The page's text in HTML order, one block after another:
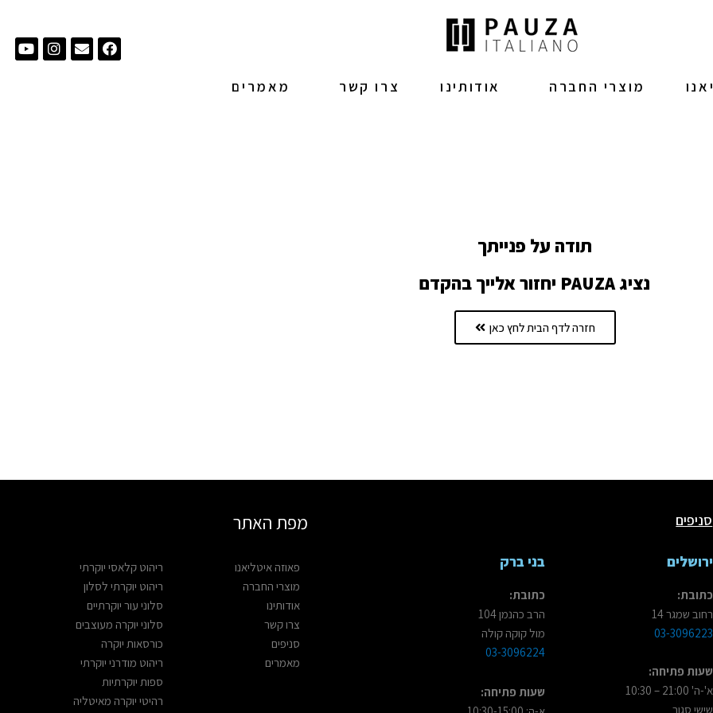
מוצרי החברה אודותינו צרו קשר מאמרים
Facebook
Envelope
תודה על פנייתך
נציג PAUZA יחזור אלייך בהקדם
חזרה לדף הבית לחץ כאן
סניפים
ירושלים
כתובת:
רחוב שמגר 14
03-3096223
שעות פתיחה:
א'-ה' 21:00 – 10:30
שישי סגור
בני ברק
כתובת:
הרב כהנמן 104
מול קוקה קולה
03-3096224
שעות פתיחה:
מפת האתר
פאוזה איטליאנו
מוצרי החברה
אודותינו
צרו קשר
סניפים
מאמרים
ריהוט קלאסי יוקרתי
ריהוט יוקרתי לסלון
סלוני עור יוקרתיים
סלוני יוקרה מעוצבים
כורסאות יוקרה
ריהוט מודרני יוקרתי
ספות יוקרתיות
רהיטי יוקרה מאיטליה